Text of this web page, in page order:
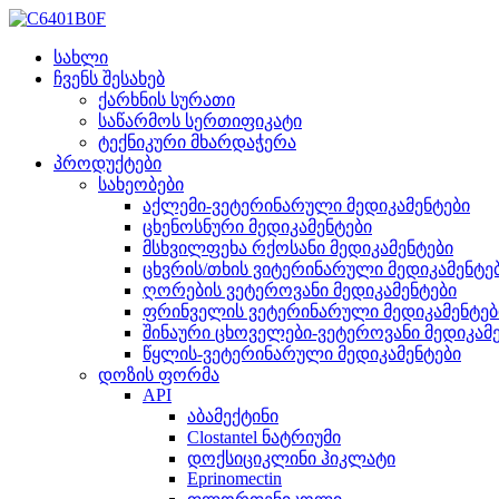
სახლი
ჩვენს შესახებ
ქარხნის სურათი
საწარმოს სერთიფიკატი
ტექნიკური მხარდაჭერა
პროდუქტები
სახეობები
აქლემი-ვეტერინარული მედიკამენტები
ცხენოსნური მედიკამენტები
მსხვილფეხა რქოსანი მედიკამენტები
ცხვრის/თხის ვიტერინარული
ღორების ვეტეროვანი მედიკამენტები
ფრინველის ვეტერინარული
შინაური ცხოველები-ვეტეროვანი
წყლის-ვეტერინარული მედიკამენტები
დოზის ფორმა
API
აბამექტინი
Clostantel ნატრიუმი
დოქსიციკლინი ჰიკლატი
Eprinomectin